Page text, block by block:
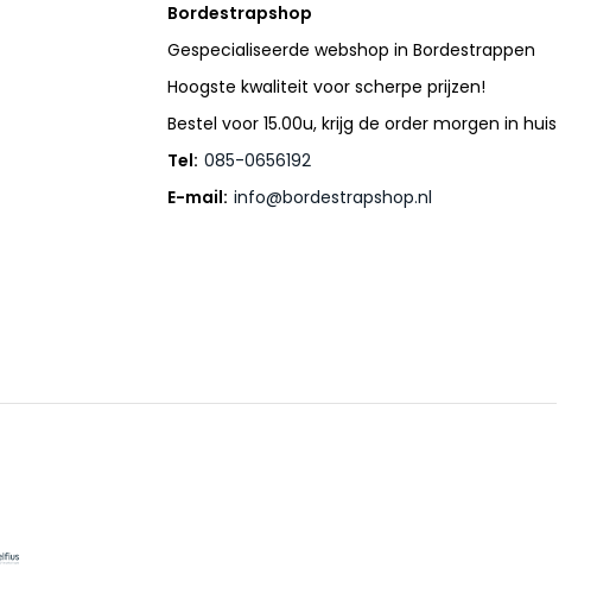
Bordestrapshop
Gespecialiseerde webshop in Bordestrappen
Hoogste kwaliteit voor scherpe prijzen!
Bestel voor 15.00u, krijg de order morgen in huis
Tel: 085-0656192
E-mail: info@bordestrapshop.nl